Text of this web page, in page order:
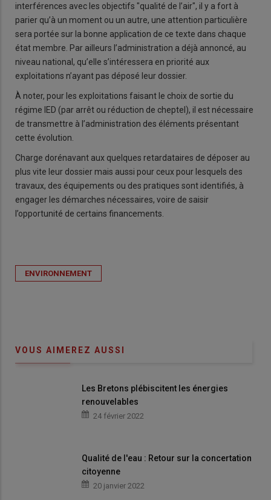
interférences avec les objectifs "qualité de l’air", il y a fort à
parier qu’à un moment ou un autre, une attention particulière
sera portée sur la bonne application de ce texte dans chaque
état membre. Par ailleurs l’administration a déjà annoncé, au
niveau national, qu’elle s’intéressera en priorité aux
exploitations n’ayant pas déposé leur dossier.
À noter, pour les exploitations faisant le choix de sortie du
régime IED (par arrêt ou réduction de cheptel), il est nécessaire
de transmettre à l’administration des éléments présentant
cette évolution.
Charge dorénavant aux quelques retardataires de déposer au
plus vite leur dossier mais aussi pour ceux pour lesquels des
travaux, des équipements ou des pratiques sont identifiés, à
engager les démarches nécessaires, voire de saisir
l’opportunité de certains financements.
ENVIRONNEMENT
VOUS AIMEREZ AUSSI
Les Bretons plébiscitent les énergies
renouvelables
24 février 2022
Qualité de l'eau : Retour sur la concertation
citoyenne
20 janvier 2022